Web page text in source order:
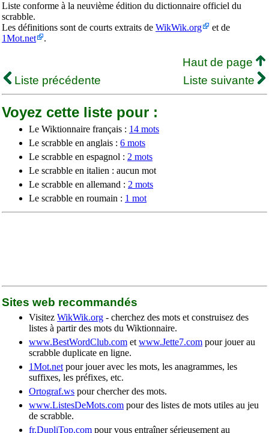
Liste conforme à la neuvième édition du dictionnaire officiel du
scrabble.
Les définitions sont de courts extraits de WikWik.org
et de
1Mot.net
.
Haut de page
Liste précédente
Liste suivante
Voyez cette liste pour :
Le Wiktionnaire français : 14 mots
Le scrabble en anglais : 6 mots
Le scrabble en espagnol : 2 mots
Le scrabble en italien : aucun mot
Le scrabble en allemand : 2 mots
Le scrabble en roumain : 1 mot
Sites web recommandés
Visitez WikWik.org - cherchez des mots et construisez des
listes à partir des mots du Wiktionnaire.
www.BestWordClub.com et www.Jette7.com pour jouer au
scrabble duplicate en ligne.
1Mot.net pour jouer avec les mots, les anagrammes, les
suffixes, les préfixes, etc.
Ortograf.ws pour chercher des mots.
www.ListesDeMots.com pour des listes de mots utiles au jeu
de scrabble.
fr.DupliTop.com pour vous entraîner sérieusement au